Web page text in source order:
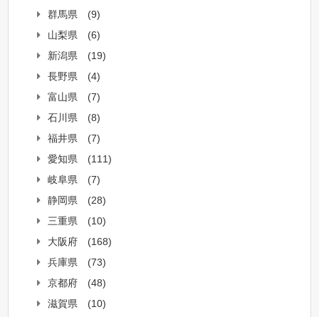
群馬県
(9)
山梨県
(6)
新潟県
(19)
長野県
(4)
富山県
(7)
石川県
(8)
福井県
(7)
愛知県
(111)
岐阜県
(7)
静岡県
(28)
三重県
(10)
大阪府
(168)
兵庫県
(73)
京都府
(48)
滋賀県
(10)